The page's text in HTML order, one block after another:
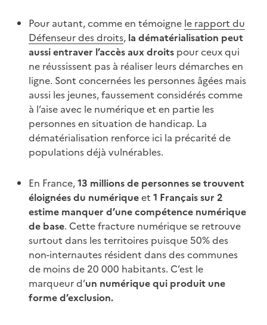
Pour autant, comme en témoigne le rapport du
Défenseur des droits, la dématérialisation peut
aussi entraver l’accès aux droits pour ceux qui
ne réussissent pas à réaliser leurs démarches en
ligne. Sont concernées les personnes âgées mais
aussi les jeunes, faussement considérés comme
à l’aise avec le numérique et en partie les
personnes en situation de handicap. La
dématérialisation renforce ici la précarité de
populations déjà vulnérables.
En France,13 millions de personnes se trouvent
éloignées du numériqueet 1 Français sur 2
estime manquer d’une compétence numérique
de base. Cette fracture numérique se retrouve
surtout dans les territoires puisque 50% des
non-internautes résident dans des communes
de moins de 20 000 habitants. C’est le
marqueur d’un numérique qui produit une
forme d’exclusion.